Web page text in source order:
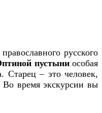
русского
пустыниособая
Старец – это человек,
Во время экскурсии вы